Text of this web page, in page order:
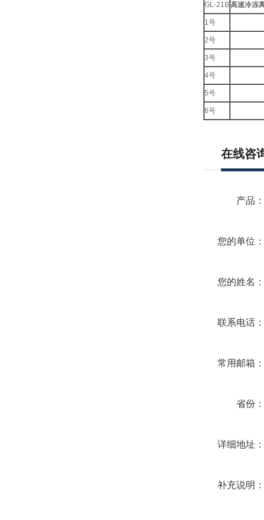
GL-21B高速冷冻
1号
2号
3号
4号
5号
6号
在线咨
产品
您的单位
您的姓名
联系电话
常用邮箱
省份
详细地址
补充说明